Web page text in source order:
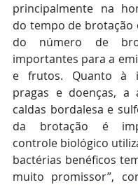
principalmente na
do tempo de brotação
do número de
importantes para a
e frutos. Quanto à
pragas e doenças, a
caldas bordalesa e
da brotação é
controle biológico
bactérias benéficos
muito promissor”,